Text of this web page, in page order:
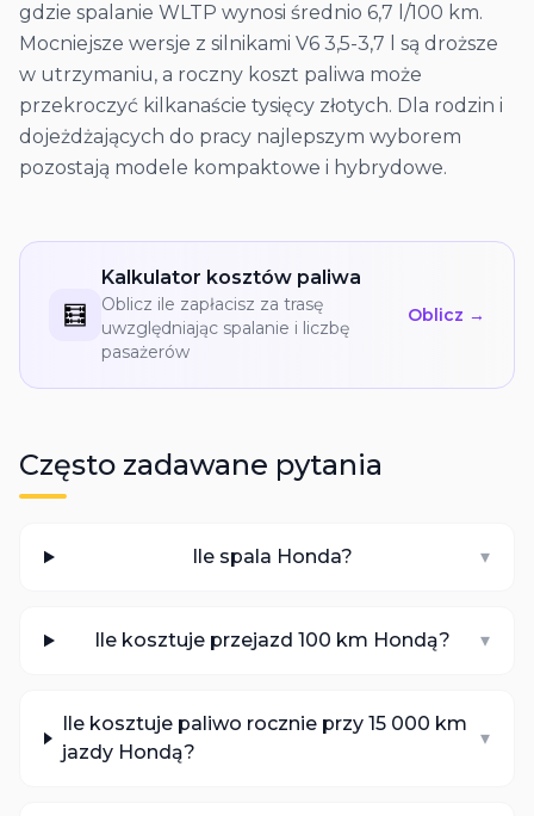
gdzie spalanie WLTP wynosi średnio 6,7 l/100 km.
Mocniejsze wersje z silnikami V6 3,5-3,7 l są droższe
w utrzymaniu, a roczny koszt paliwa może
przekroczyć kilkanaście tysięcy złotych. Dla rodzin i
dojeżdżających do pracy najlepszym wyborem
pozostają modele kompaktowe i hybrydowe.
🧮
Kalkulator kosztów paliwa
Oblicz ile zapłacisz za trasę
uwzględniając spalanie i liczbę
pasażerów
Oblicz →
Często zadawane pytania
Ile spala Honda? ▾
Ile kosztuje przejazd 100 km Hondą? ▾
Ile kosztuje paliwo rocznie przy 15 000 km
jazdy Hondą?
▾